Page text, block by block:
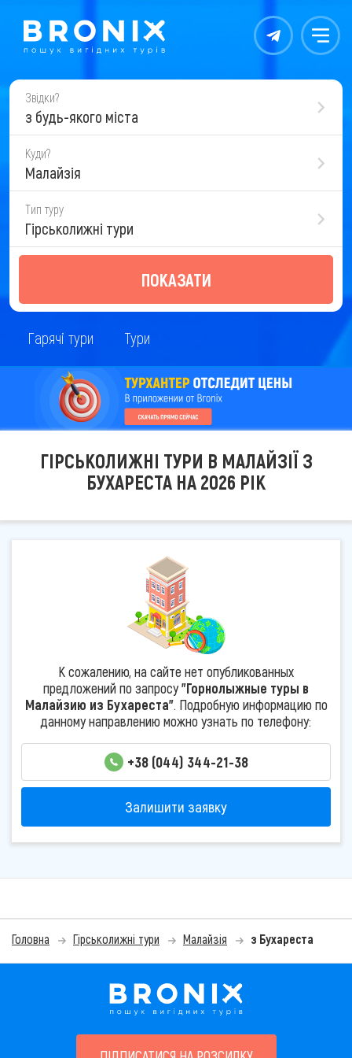
Контакты Меню
Звідки?
з будь-якого міста
Куди?
Малайзія
Тип туру
Гірськолижні тури
ПОКАЗАТИ
Гарячі тури Тури
ГІРСЬКОЛИЖНІ ТУРИ В МАЛАЙЗІЇ З
БУХАРЕСТА НА 2026 РІК
К сожалению, на сайте нет опубликованных
предложений по запросу"Горнолыжные туры в
Малайзию из Бухареста". Подробную информацию по
данному направлению можно узнать по телефону:
+38 (044) 344-21-38
Залишити заявку
Головна Гірськолижні тури Малайзія з Бухареста